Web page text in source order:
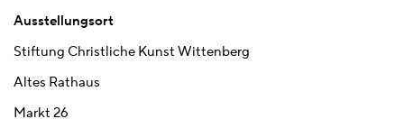
Ausstellungsort
Stiftung Christliche Kunst Wittenberg
Altes Rathaus
Markt 26